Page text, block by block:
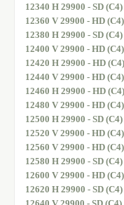
12340 H 29900 - SD (C4)
12360 V 29900 - HD (C4)
12380 H 29900 - SD (C4)
12400 V 29900 - HD (C4)
12420 H 29900 - HD (C4)
12440 V 29900 - HD (C4)
12460 H 29900 - HD (C4)
12480 V 29900 - HD
12500 H 29900 - SD (C4)
12520 V 29900 - HD (C4)
12560 V 29900 - HD (C4)
12580 H 29900 - SD (C4)
12600 V 29900 - HD (C4)
12620 H 29900 - SD (C4)